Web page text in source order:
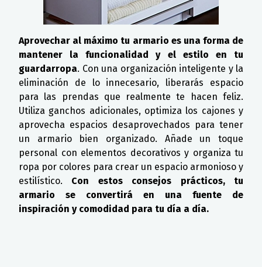
Aprovechar al máximo tu armario es una forma de
mantener la funcionalidad y el estilo en tu
guardarropa. Con una organización inteligente y la
eliminación de lo innecesario, liberarás espacio
para las prendas que realmente te hacen feliz.
Utiliza ganchos adicionales, optimiza los cajones y
aprovecha espacios desaprovechados para tener
un armario bien organizado. Añade un toque
personal con elementos decorativos y organiza tu
ropa por colores para crear un espacio armonioso y
estilístico. Con estos consejos prácticos, tu
armario se convertirá en una fuente de
inspiración y comodidad para tu día a día.